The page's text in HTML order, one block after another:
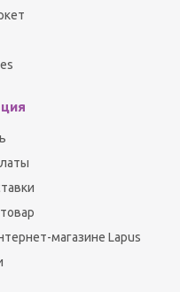
магазине Lapus